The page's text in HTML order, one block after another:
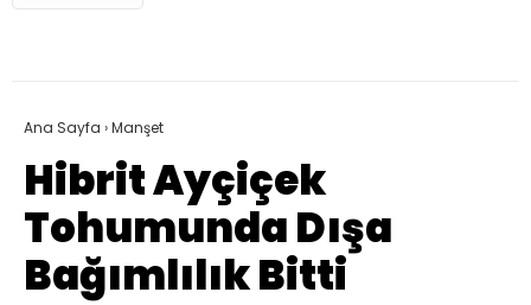
Ana Sayfa ›Manşet
Hibrit Ayçiçek
Tohumunda Dışa
Bağımlılık Bitti